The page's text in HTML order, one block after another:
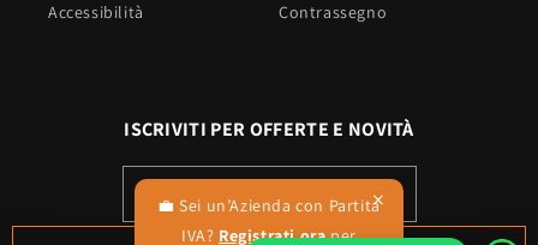
💼 Sei un’Azienda con Partita
IVA? Registrati oraper
×
Accessibilità
Contrassegno
ISCRIVITI PER OFFERTE E NOVITÀ